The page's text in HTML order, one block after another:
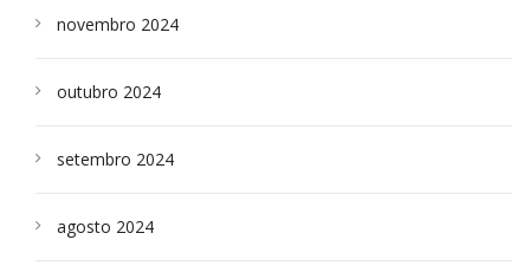
novembro 2024
outubro 2024
setembro 2024
agosto 2024